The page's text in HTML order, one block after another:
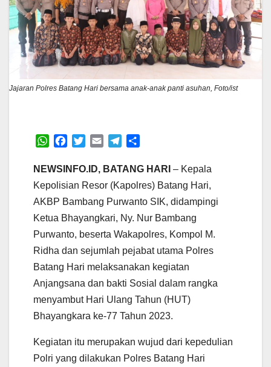
Jajaran Polres Batang Hari bersama anak-anak panti asuhan, Foto/ist
W
a
A
p
p
c
e
o
o
k
i
t
e
r
a
l
g
r
a
m
a
NEWSINFO.ID, BATANG HARI – Kepala
Kepolisian Resor (Kapolres) Batang Hari,
AKBP Bambang Purwanto SIK, didampingi
Ketua Bhayangkari, Ny. Nur Bambang
Purwanto, beserta Wakapolres, Kompol M.
Ridha dan sejumlah pejabat utama Polres
Batang Hari melaksanakan kegiatan
Anjangsana dan bakti Sosial dalam rangka
menyambut Hari Ulang Tahun (HUT)
Bhayangkara ke-77 Tahun 2023.
Kegiatan itu merupakan wujud dari kepedulian
Polri yang dilakukan Polres Batang Hari